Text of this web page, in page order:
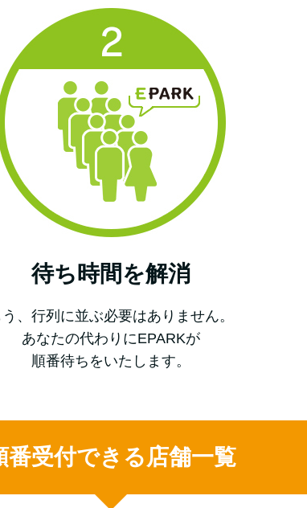
待ち時間を解消
う、行列に並ぶ必要はありません。
あなたの代わりにEPARKが
順番待ちをいたします。
番受付できる店舗一覧